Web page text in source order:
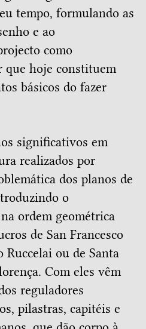
tempo, formulando as
e ao
como
hoje constituem
básicos do fazer
significativos em
realizados por
dos planos de
o
ordem geométrica
de San Francesco
Ruccelai ou de Santa
Com eles vêm
reguladores
pilastras, capitéis e